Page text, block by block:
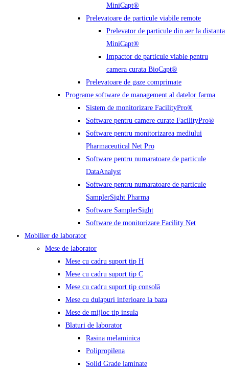
MiniCapt®
Prelevatoare de particule viabile remote
Prelevator de particule din aer la distanta
MiniCapt®
Impactor de particule viable pentru
camera curata BioCapt®
Prelevatoare de gaze comprimate
Programe software de management al datelor farma
Sistem de monitorizare FacilityPro®
Software pentru camere curate FacilityPro®
Software pentru monitorizarea mediului
Pharmaceutical Net Pro
Software pentru numaratoare de particule
DataAnalyst
Software pentru numaratoare de particule
SamplerSight Pharma
Software SamplerSight
Software de monitorizare Facility Net
Mobilier de laborator
Mese de laborator
Mese cu cadru suport tip H
Mese cu cadru suport tip C
Mese cu cadru suport tip consolă
Mese cu dulapuri inferioare la baza
Mese de mijloc tip insula
Blaturi de laborator
Rasina melaminica
Polipropilena
Solid Grade laminate